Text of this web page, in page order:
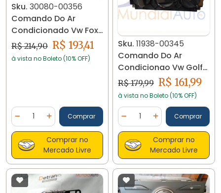
Sku. 30080-00356
Comando Do Ar
Condicionado Vw Fox
2015... 30080 Preto
R$ 214,90 R$ 193,41
à vista no Boleto (10% OFF)
Diminuir Quantidade
Quantidade
Adicionar Quantidade
Comprar
Comprar no
Mercado Livre
Sku. 11938-00345
Comando Do Ar
Condicionao Vw Golf
94/..98 1h0819045c
11938
R$ 179,99 R$ 161,99
à vista no Boleto (10% OFF)
Diminuir Quantidade
Quantidade
AdicionarComprar
Comprar no
Mercado Livre